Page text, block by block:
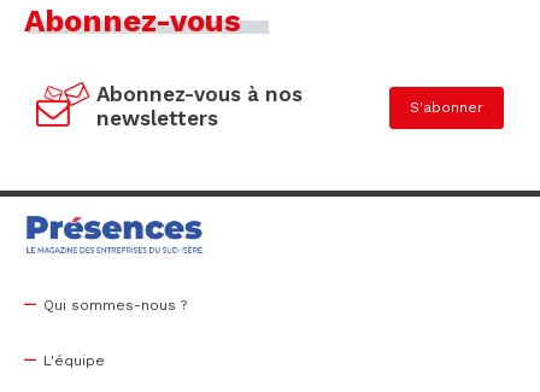
Abonnez-vous
Abonnez-vous à nos
newsletters
S'abonner
Qui sommes-nous ?
L'équipe